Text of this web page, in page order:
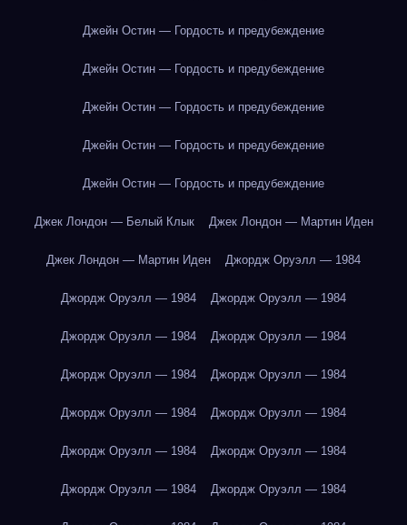
Джейн Остин — Гордость и предубеждение
Джейн Остин — Гордость и предубеждение
Джейн Остин — Гордость и предубеждение
Джейн Остин — Гордость и предубеждение
Джейн Остин — Гордость и предубеждение
Джек Лондон — Белый Клык Джек Лондон — Мартин Иден
Джек Лондон — Мартин Иден Джордж Оруэлл — 1984
Джордж Оруэлл — 1984 Джордж Оруэлл — 1984
Джордж Оруэлл — 1984 Джордж Оруэлл — 1984
Джордж Оруэлл — 1984 Джордж Оруэлл — 1984
Джордж Оруэлл — 1984 Джордж Оруэлл — 1984
Джордж Оруэлл — 1984 Джордж Оруэлл — 1984
Джордж Оруэлл — 1984 Джордж Оруэлл — 1984